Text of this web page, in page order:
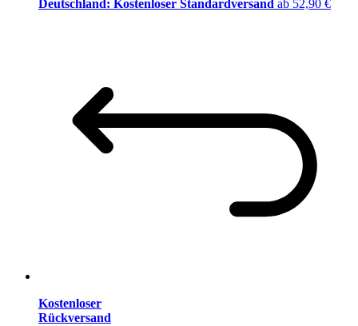
Deutschland: Kostenloser Standardversand ab 52,90 €
Kostenloser
Rückversand